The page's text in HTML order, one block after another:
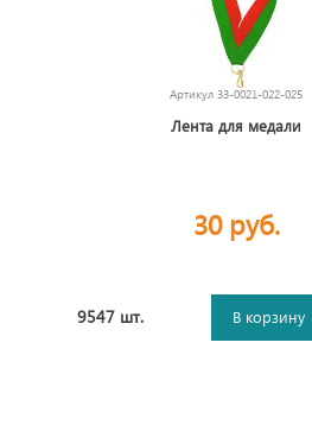
Артикул 33-0021-022-025
Лента для медали
30 руб.
9547 шт. В корзину